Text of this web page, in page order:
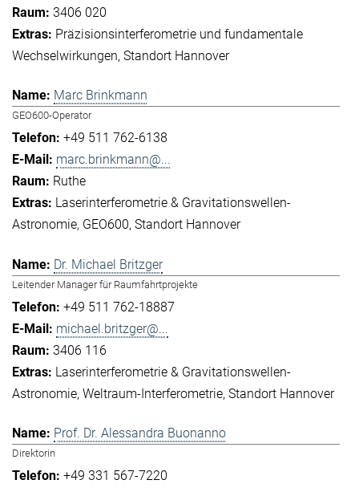
3406 020
Präzisionsinterferometrie und fundamentale
Wechselwirkungen Standort Hannover
Marc Brinkmann
GEO600-Operator
+49 511 762-6138
marc.brinkmann@...
Ruthe
Laserinterferometrie & Gravitationswellen-
Astronomie GEO600 Standort Hannover
Dr. Michael Britzger
Leitender Manager für Raumfahrtprojekte
+49 511 762-18887
michael.britzger@...
3406 116
Laserinterferometrie & Gravitationswellen-
Astronomie Weltraum-Interferometrie Standort Hannover
Prof. Dr. Alessandra Buonanno
Direktorin
+49 331 567-7220